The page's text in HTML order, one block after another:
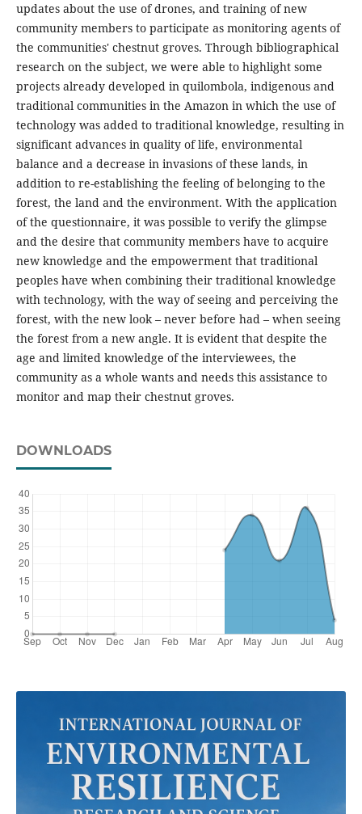
updates about the use of drones, and training of new
community members to participate as monitoring agents of
the communities' chestnut groves. Through bibliographical
research on the subject, we were able to highlight some
projects already developed in quilombola, indigenous and
traditional communities in the Amazon in which the use of
technology was added to traditional knowledge, resulting in
significant advances in quality of life, environmental
balance and a decrease in invasions of these lands, in
addition to re-establishing the feeling of belonging to the
forest, the land and the environment. With the application
of the questionnaire, it was possible to verify the glimpse
and the desire that community members have to acquire
new knowledge and the empowerment that traditional
peoples have when combining their traditional knowledge
with technology, with the way of seeing and perceiving the
forest, with the new look – never before had – when seeing
the forest from a new angle. It is evident that despite the
age and limited knowledge of the interviewees, the
community as a whole wants and needs this assistance to
monitor and map their chestnut groves.
DOWNLOADS